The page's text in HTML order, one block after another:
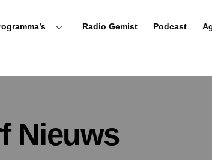
Radio Gemist Podcast
Nieuws